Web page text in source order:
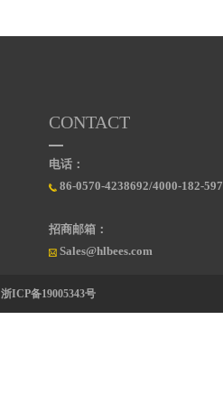
CONTACT
电话：
86-0570-4238692/4000-182-597
招商邮箱：
Sales@hlbees.com
浙ICP备19005343号